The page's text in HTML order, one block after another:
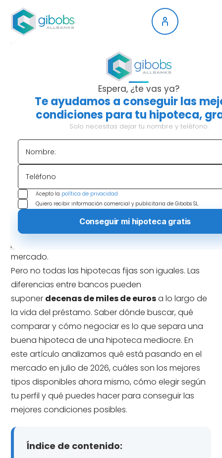
Espera, ¿te vas ya?
Te ayudamos a conseguir las
condiciones para tu hipoteca,
Solo necesitas dejar tu nombre y teléfono.
Nombre:
Teléfono
Acepto la política de privacidad
Quiero recibir información comercial y publicitaria de Gibobs SL.
¿CUÁLES SON LAS
MEJORES HIPOTECAS
FIJAS DE JULIO 2026?
Si estás buscando hipoteca ahora mismo, ya
también tiene mucho valor. En julio de 2026, las
hipotecas fijas siguen siendo la opción mayoritaria
en España:el 92% de las hipotecas firmadas en
el último mes fueron a tipo fijo. Con el Banco
Central Europeo manteniendo los tipos en el2%
el euríbor rondando el
2,82%
, pocos quieren
mercado.
Pero no todas las hipotecas fijas son iguales. Las
diferencias entre bancos pueden
suponer decenas de miles de eurosa lo largo de
la vida del préstamo. Saber dónde buscar, qué
comparar y cómo negociar es lo que separa una
buena hipoteca de una hipoteca mediocre. En
este artículo analizamos qué está pasando en el
mercado en julio de 2026, cuáles son los mejores
tipos disponibles ahora mismo, cómo elegir según
tu perfil y qué puedes hacer para conseguir las
mejores condiciones posibles.
Índice de contenido: